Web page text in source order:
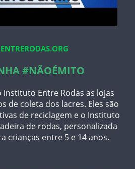
#NÃOÉMITO
Instituto Entre Rodas as lojas
de coleta dos lacres. Eles são
de reciclagem e o Instituto
de rodas, personalizada
crianças entre 5 e 14 anos.